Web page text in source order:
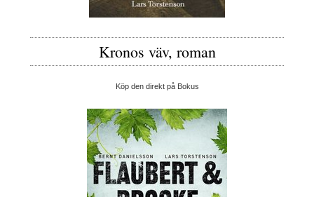
Kronos väv, roman
Köp den direkt på Bokus